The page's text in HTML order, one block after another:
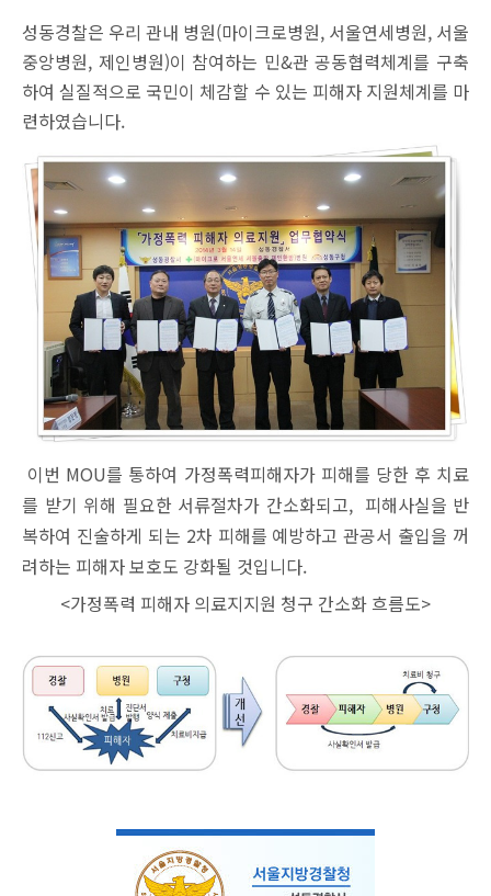
성동경찰은 우리 관내 병원(마이크로병원, 서울연세병원, 서울
중앙병원, 제인병원)이 참여하는 민&관 공동협력체계를 구축
하여 실질적으로 국민이 체감할 수 있는 피해자 지원체계를 마
련하였습니다.
이번 MOU를 통하여 가정폭력피해자가 피해를 당한 후 치료
를 받기 위해 필요한 서류절차가 간소화되고, 피해사실을 반
복하여 진술하게 되는 2차 피해를 예방하고 관공서 출입을 꺼
려하는 피해자 보호도 강화될 것입니다.
<가정폭력 피해자 의료지지원 청구 간소화 흐름도>